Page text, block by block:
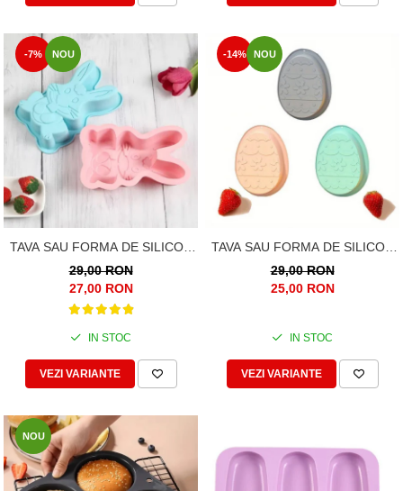
-7% NOU
TAVA SAU FORMA DE SILICON
IEPURAS MARE DE PASTE
29,00 RON
27,00 RON
IN STOC
VEZI VARIANTE
-14% NOU
TAVA SAU FORMA DE SILICON
OU MARE DE PASTE
29,00 RON
25,00 RON
IN STOC
VEZI VARIANTE
NOU